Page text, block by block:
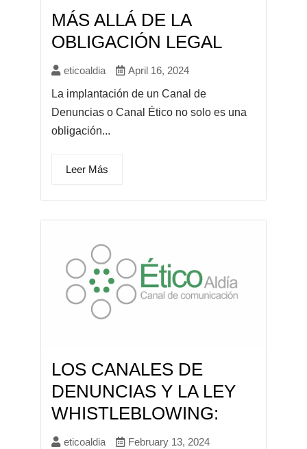
MÁS ALLÁ DE LA
OBLIGACIÓN LEGAL
eticoaldia
April 16, 2024
La implantación de un Canal de
Denuncias o Canal Ético no solo es una
obligación...
Leer Más
LOS CANALES DE
DENUNCIAS Y LA LEY
WHISTLEBLOWING:
eticoaldia
February 13, 2024